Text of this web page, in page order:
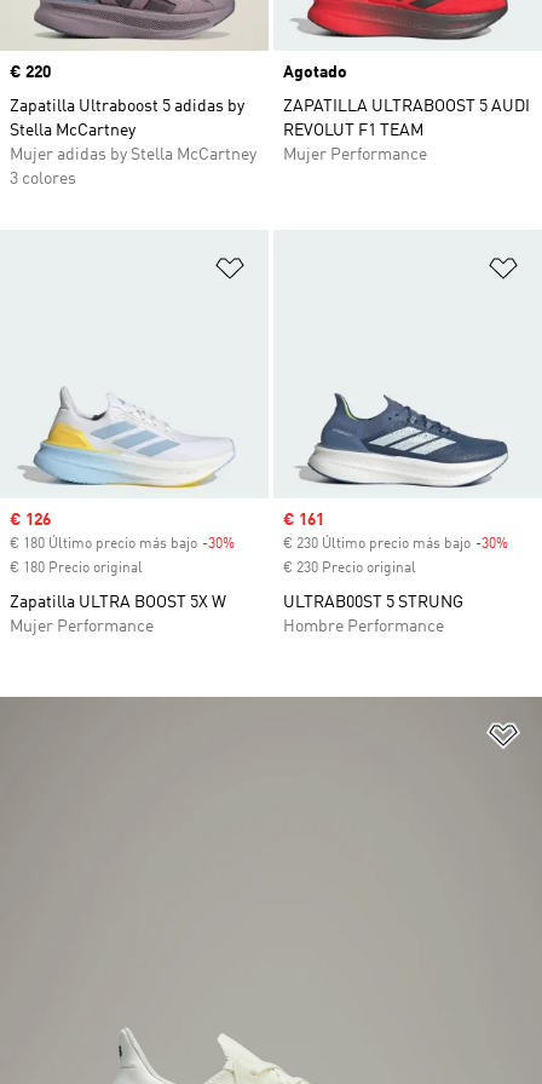
Precio
€ 220
Zapatilla Ultraboost 5 adidas by
Stella McCartney
Mujer adidas by Stella McCartney
3 colores
Agotado
ZAPATILLA ULTRABOOST 5 AUDI
REVOLUT F1 TEAM
Mujer Performance
Precio de venta
€ 126
€ 180 Último precio más bajo -30% Descuento
€ 180 Precio original
Zapatilla ULTRA BOOST 5X W
Mujer Performance
Precio de venta
€ 161
€ 230 Último precio más bajo -30%
€ 230 Precio original
ULTRAB00ST 5 STRUNG
Hombre Performance